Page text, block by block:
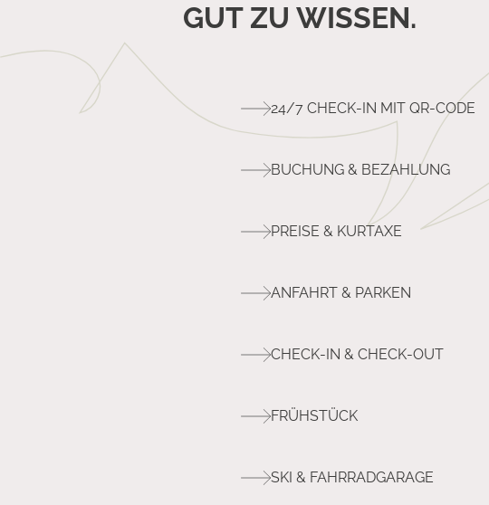
GUT ZU WISSEN.
24/7 CHECK-IN MIT QR-CODE
BUCHUNG & BEZAHLUNG
PREISE & KURTAXE
ANFAHRT & PARKEN
CHECK-IN & CHECK-OUT
FRÜHSTÜCK
SKI & FAHRRADGARAGE